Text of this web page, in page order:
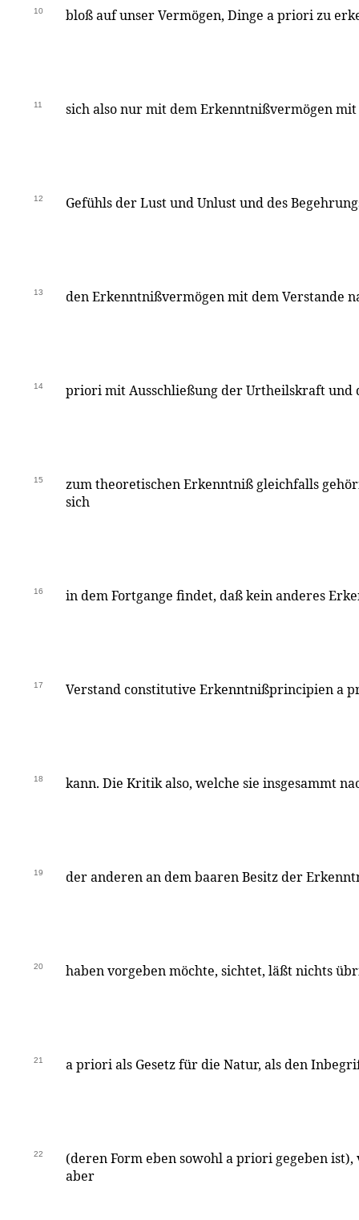
10 bloß auf unser Vermögen, Dinge a priori zu
11 sich also nur mit dem Erkenntnißvermögen mit
12 Gefühls der Lust und Unlust und des
13 den Erkenntnißvermögen mit dem Verstande
14 priori mit Ausschließung der Urtheilskraft und
15
zum theoretischen Erkenntniß gleichfalls
sich
16 in dem Fortgange findet, daß kein anderes
17 Verstand constitutive Erkenntnißprincipien a
18 kann. Die Kritik also, welche sie insgesammt
19 der anderen an dem baaren Besitz der
20 haben vorgeben möchte, sichtet, läßt nichts
21 a priori als Gesetz für die Natur, als den
22
(deren Form eben sowohl a priori gegeben
aber